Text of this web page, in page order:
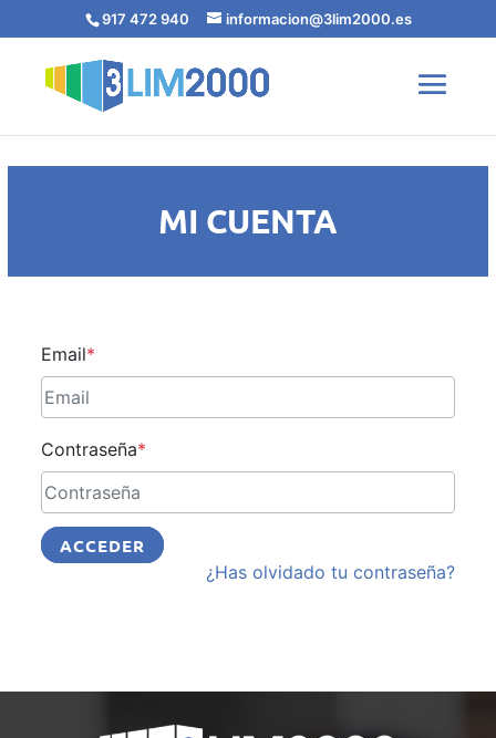
917 472 940 informacion@3lim2000.es
MI CUENTA
Email*
Contraseña*
ACCEDER
¿Has olvidado tu contraseña?